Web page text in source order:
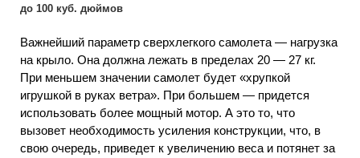
до 100 куб. дюймов
Важнейший параметр сверхлегкого самолета — нагрузка
на крыло. Она должна лежать в пределах 20 — 27 кг.
При меньшем значении самолет будет «хрупкой
игрушкой в руках ветра». При большем — придется
использовать более мощный мотор. А это то, что
вызовет необходимость усиления конструкции, что, в
свою очередь, приведет к увеличению веса и потянет за